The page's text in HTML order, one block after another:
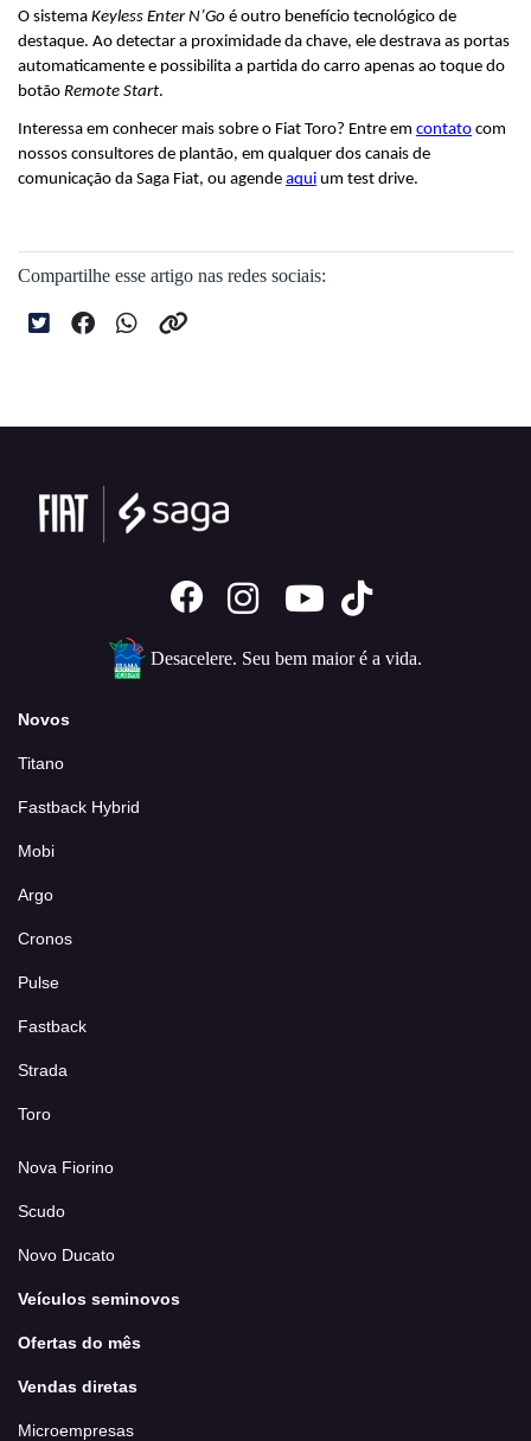
O sistema Keyless Enter N’Go é outro benefício tecnológico de
destaque. Ao detectar a proximidade da chave, ele destrava as portas
automaticamente e possibilita a partida do carro apenas ao toque do
botão Remote Start.
Interessa em conhecer mais sobre o Fiat Toro? Entre em contato com
nossos consultores de plantão, em qualquer dos canais de
comunicação da Saga Fiat, ou agende aqui um test drive.
Compartilhe esse artigo nas redes sociais:
Desacelere. Seu bem maior é a vida.
Novos
Titano
Fastback Hybrid
Mobi
Argo
Cronos
Pulse
Fastback
Strada
Toro
Nova Fiorino
Scudo
Novo Ducato
Veículos seminovos
Ofertas do mês
Vendas diretas
Microempresas